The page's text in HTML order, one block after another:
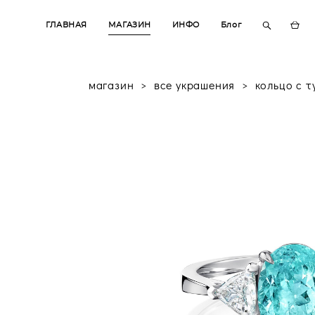
ГЛАВНАЯ МАГАЗИН ИНФО Блог
ГЛАВНАЯ МАГАЗИН ИНФО Блог
магазин > все украшения > кольцо с